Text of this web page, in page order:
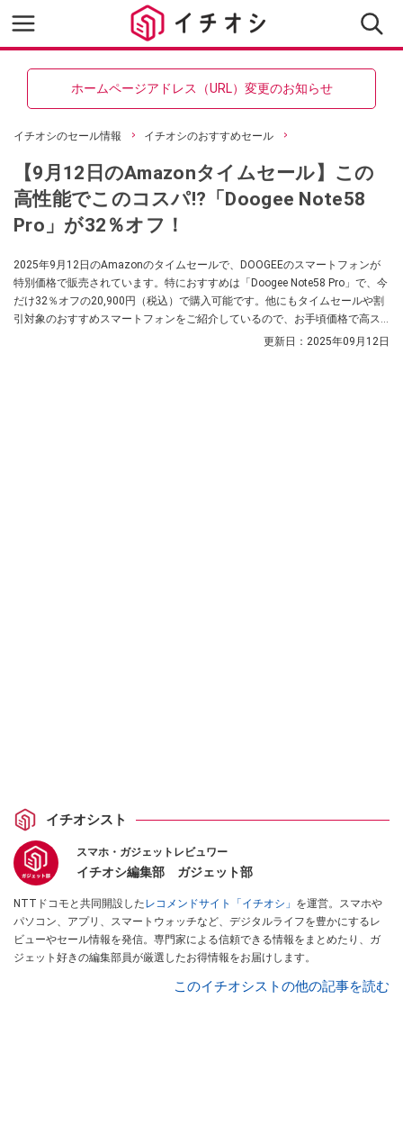
ホームページアドレス（URL）変更のお知らせ
イチオシのセール情報 イチオシのおすすめセール
【9月12日のAmazonタイムセール】この
高性能でこのコスパ⁉「Doogee Note58
Pro」が32％オフ！
2025年9月12日のAmazonのタイムセールで、DOOGEEのスマートフォンが
特別価格で販売されています。特におすすめは「Doogee Note58 Pro」で、今
だけ32％オフの20,900円（税込）で購入可能です。他にもタイムセールや割
引対象のおすすめスマートフォンをご紹介しているので、お手頃価格で高ス
ペックなスマホをお探しの方はぜひチェックしてみてくださいね。
更新日： 2025年09月12日
イチオシスト
スマホ・ガジェットレビュワー
イチオシ編集部 ガジェット部
NTTドコモと共同開設したレコメンドサイト「イチオシ」 を運営。スマホや
パソコン、アプリ、スマートウォッチなど、デジタルライフを豊かにするレ
ビューやセール情報を発信。専門家による信頼できる情報をまとめたり、ガ
ジェット好きの編集部員が厳選したお得情報をお届けします。
このイチオシストの他の記事を読む